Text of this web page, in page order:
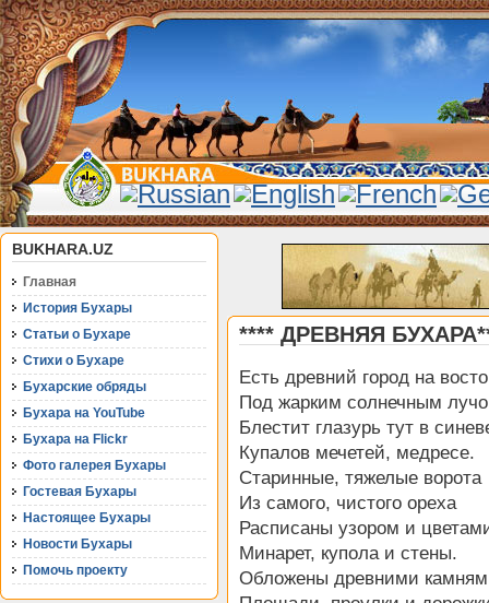
BUKHARA.UZ
Главная
История Бухары
Статьи о Бухаре
Стихи о Бухаре
Бухарские обряды
Бухара на YouTube
Бухара на Flickr
Фото галерея Бухары
Гостевая Бухары
Настоящее Бухары
Новости Бухары
Помочь проекту
**** ДРЕВНЯЯ
Есть древний город на
Под жарким солнечным
Блестит глазурь тут в
Купалов мечетей, медресе.
Старинные, тяжелые ворота
Из самого, чистого ореха
Расписаны узором и
Минарет, купола и стены.
Обложены древними